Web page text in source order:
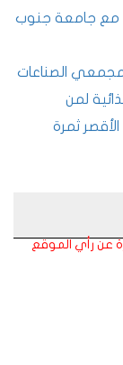
مع جامعة جنوب
الصناعات
لمن
ثمرة
عن رأي الموقع